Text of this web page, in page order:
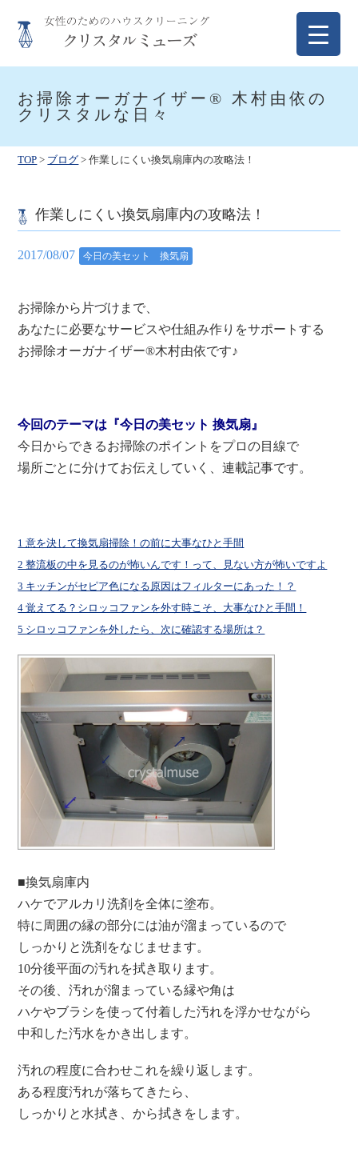
content
お掃除オーガナイザー® 木村由依の
クリスタルな日々
TOP > ブログ >作業しにくい換気扇庫内の攻略法！
作業しにくい換気扇庫内の攻略法！
2017/08/07 今日の美セット 換気扇
お掃除から片づけまで、
あなたに必要なサービスや仕組み作りをサポートする
お掃除オーガナイザー®木村由依です♪
今回のテーマは『今日の美セット 換気扇』
今日からできるお掃除のポイントをプロの目線で
場所ごとに分けてお伝えしていく、連載記事です。
1 意を決して換気扇掃除！の前に大事なひと手間
2 整流板の中を見るのが怖いんです！って、見ない方が怖いですよ
3 キッチンがセピア色になる原因はフィルターにあった！？
4 覚えてる？シロッコファンを外す時こそ、大事なひと手間！
5 シロッコファンを外したら、次に確認する場所は？
■換気扇庫内
ハケでアルカリ洗剤を全体に塗布。
特に周囲の縁の部分には油が溜まっているので
しっかりと洗剤をなじませます。
10分後平面の汚れを拭き取ります。
その後、汚れが溜まっている縁や角は
ハケやブラシを使って付着した汚れを浮かせながら
中和した汚水をかき出します。
汚れの程度に合わせこれを繰り返します。
ある程度汚れが落ちてきたら、
しっかりと水拭き、から拭きをします。